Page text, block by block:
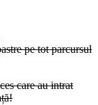
pe tot parcursul
care au intrat